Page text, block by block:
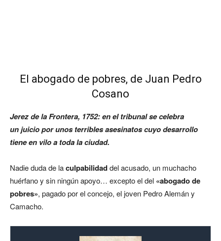
El abogado de pobres, de Juan Pedro
Cosano
Jerez de la Frontera, 1752: en el tribunal se celebra
unjuiciopor unosterribles asesinatoscuyo desarrollo
tiene en vilo a toda la ciudad.
Nadie duda de laculpabilidaddel acusado, un muchacho
huérfano y sin ningún apoyo… excepto el del «abogado de
pobres», pagado por el concejo, el joven Pedro Alemán y
Camacho.